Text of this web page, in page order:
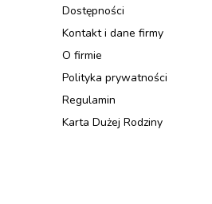
Dostępności
Kontakt i dane firmy
O firmie
Polityka prywatności
Regulamin
Karta Dużej Rodziny